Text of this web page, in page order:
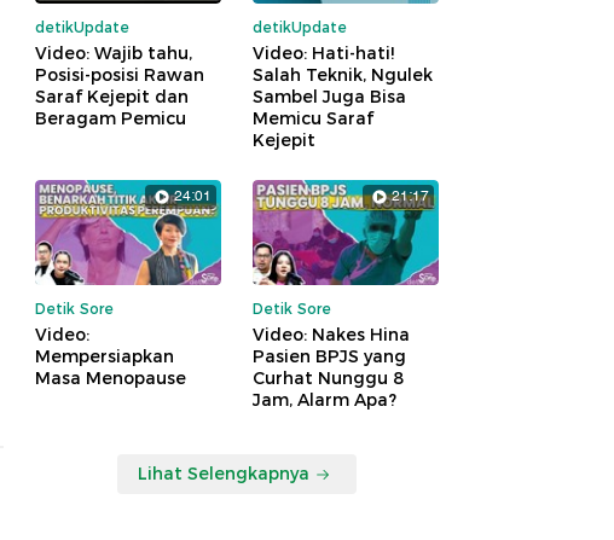
detikUpdate
Video: Wajib tahu,
Posisi-posisi Rawan
Saraf Kejepit dan
Beragam Pemicu
detikUpdate
Video: Hati-hati!
Salah Teknik, Ngulek
Sambel Juga Bisa
Memicu Saraf
Kejepit
24:01
Detik Sore
Video:
Mempersiapkan
Masa Menopause
21:17
Detik Sore
Video: Nakes Hina
Pasien BPJS yang
Curhat Nunggu 8
Jam, Alarm Apa?
Lihat Selengkapnya